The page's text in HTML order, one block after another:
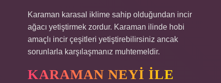
Karaman karasal iklime sahip olduğundan incir
ağacı yetiştirmek zordur. Karaman ilinde hobi
amaçlı incir çeşitleri yetiştirebilirsiniz ancak
sorunlarla karşılaşmanız muhtemeldir.
KARAMAN NEYI ILE